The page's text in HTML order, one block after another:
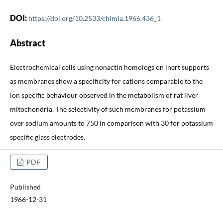
DOI: https://doi.org/10.2533/chimia.1966.436_1
Abstract
Electrochemical cells using nonactin homologs on inert supports
as membranes show a specificity for cations comparable to the
ion specific behaviour observed in the metabolism of rat liver
mitochondria. The selectivity of such membranes for potassium
over sodium amounts to 750 in comparison with 30 for potassium
specific glass electrodes.
PDF
Published
1966-12-31